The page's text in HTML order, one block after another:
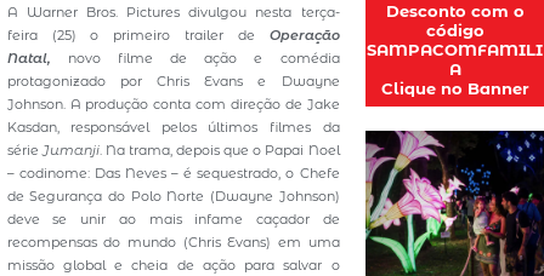
A Warner Bros. Pictures divulgou nesta terça-
feira (25) o primeiro trailer de Operação
Natal, novo filme de ação e comédia
protagonizado por Chris Evans e Dwayne
Johnson. A produção conta com direção de Jake
Kasdan, responsável pelos últimos filmes da
sérieJumanji. Na trama, depois que o Papai Noel
– codinome: Das Neves – é sequestrado, o Chefe
de Segurança do Polo Norte (Dwayne Johnson)
deve se unir ao mais infame caçador de
recompensas do mundo (Chris Evans) em uma
missão global e cheia de ação para salvar o
Desconto com o
código
SAMPACOMFAMILI
A
Clique no Banner